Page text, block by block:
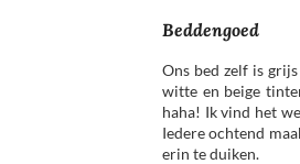
Beddengoed
Ons bed zelf is
witte en beige
haha! Ik vind het
Iedere ochtend
erin te duiken.